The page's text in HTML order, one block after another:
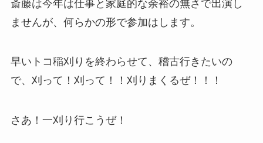
斎藤は今年は仕事と家庭的な余裕の無さで出演し
ませんが、何らかの形で参加はします。
早いトコ稲刈りを終わらせて、稽古行きたいの
で、刈って！刈って！！刈りまくるぜ！！！
さあ！一刈り行こうぜ！